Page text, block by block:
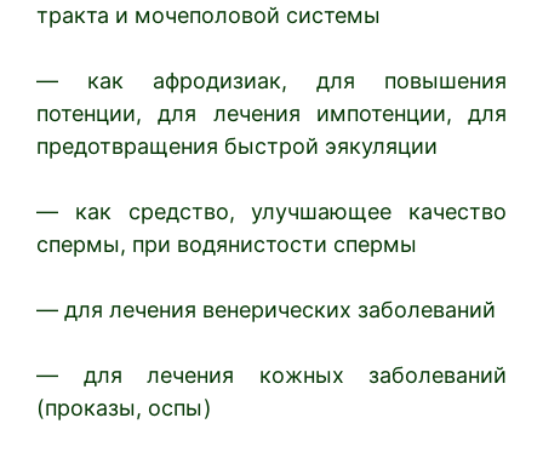
тракта и мочеполовой системы
— как афродизиак, для повышения
потенции, для лечения импотенции, для
предотвращения быстрой эякуляции
— как средство, улучшающее качество
спермы, при водянистости спермы
— для лечения венерических заболеваний
— для лечения кожных заболеваний
(проказы, оспы)